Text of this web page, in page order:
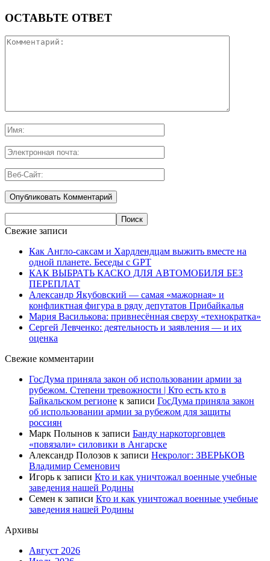
ОСТАВЬТЕ ОТВЕТ
Свежие записи
Как Англо-саксам и Хардлендцам выжить вместе на
одной планете. Беседы с GPT
КАК ВЫБРАТЬ КАСКО ДЛЯ АВТОМОБИЛЯ БЕЗ
ПЕРЕПЛАТ
Александр Якубовский — самая «мажорная» и
конфликтная фигура в ряду депутатов Прибайкалья
Мария Василькова: привнесённая сверху «технократка»
Сергей Левченко: деятельность и заявления — и их
оценка
Свежие комментарии
ГосДума приняла закон об использовании армии за
рубежом. Степени тревожности | Кто есть кто в
Байкальском регионе к записи ГосДума приняла закон
об использовании армии за рубежом для защиты
россиян
Марк Полынов к записи Банду наркоторговцев
«повязали» силовики в Ангарске
Александр Полозов к записи Некролог: ЗВЕРЬКОВ
Владимир Семенович
Игорь к записи Кто и как уничтожал военные учебные
заведения нашей Родины
Семен к записи Кто и как уничтожал военные учебные
заведения нашей Родины
Архивы
Август 2026